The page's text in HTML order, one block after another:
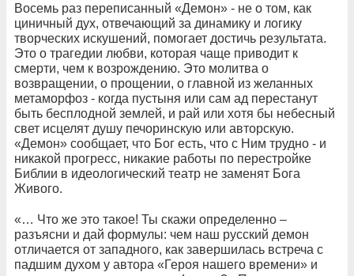
Восемь раз переписанный «Демон» - не о том, как
циничный дух, отвечающий за динамику и логику
творческих искушений, помогает достичь результата.
Это о трагедии любви, которая чаще приводит к
смерти, чем к возрождению. Это молитва о
возвращении, о прощении, о главной из желанных
метаморфоз - когда пустыня или сам ад перестанут
быть бесплодной землей, и рай или хотя бы небесный
свет исцелят душу печоринскую или авторскую.
«Демон» сообщает, что Бог есть, что с Ним трудно - и
никакой прогресс, никакие работы по перестройке
Библии в идеологический театр не заменят Бога
Живого.
«… Что же это такое! Ты скажи определенно –
разъясни и дай формулы: чем наш русский демон
отличается от западного, как завершилась встреча с
падшим духом у автора «Героя нашего времени» и